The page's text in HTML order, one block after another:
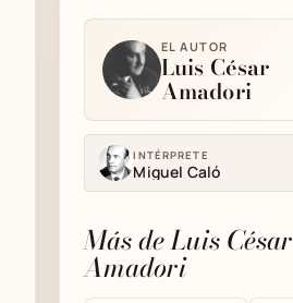
EL AUTOR
Luis César
Amadori
INTÉRPRETE
Miguel Caló
Más de Luis César
Amadori